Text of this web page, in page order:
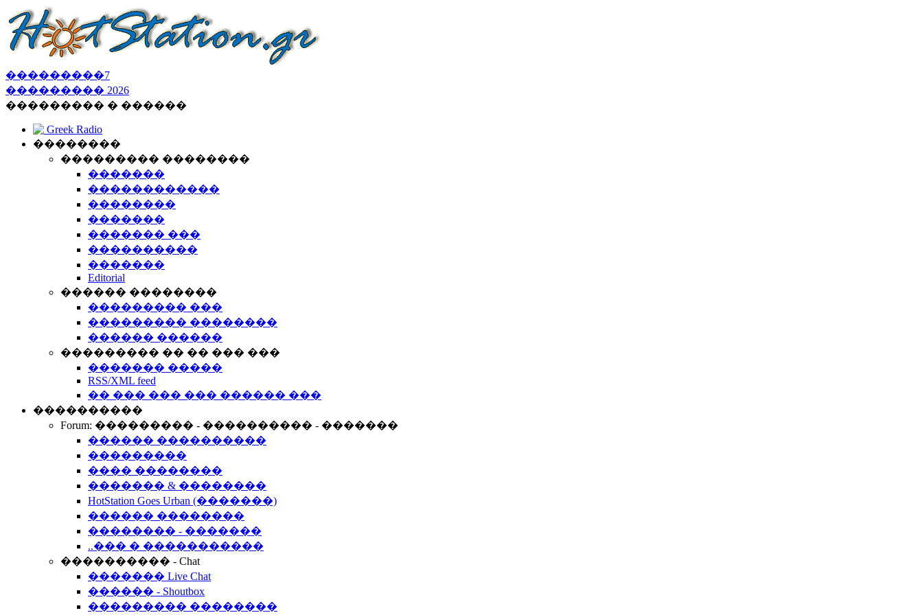
���������7
��������� 2026
��������� � ������
Greek Radio
��������
��������� ��������
�������
������������
��������
�������
������� ���
����������
�������
Editorial
������ ��������
��������� ���
��������� ��������
������ ������
��������� �� �� ��� ���
������� �����
RSS/XML feed
�� ��� ��� ��� ������ ���
����������
Forum: ��������� - ���������� - �������
������ ����������
���������
���� ��������
������� & ��������
HotStation Goes Urban (�������)
������ ��������
�������� - �������
..��� � �����������
���������� - Chat
������� Live Chat
������ - Shoutbox
��������� ��������